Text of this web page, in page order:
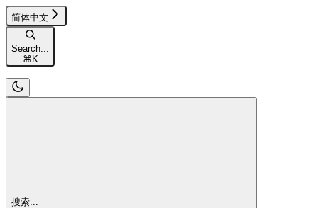
简体中文
Search...
⌘ K
搜索...